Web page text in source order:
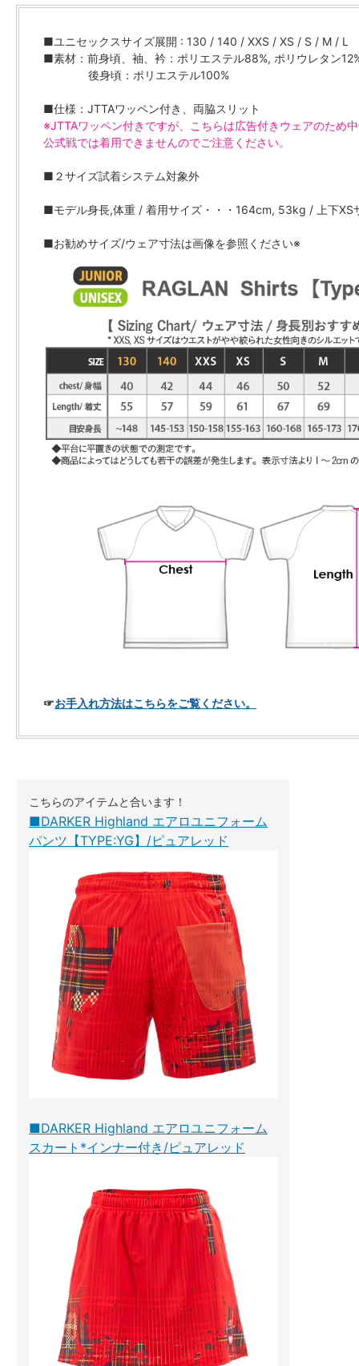
■ユニセックスサイズ展開 : 130 / 140 / XXS / XS / S / M / L
■素材：前身頃、袖、衿：ポリエステル88%, ポリウレタン
後身頃：ポリエステル100%
■仕様：JTTAワッペン付き、両脇スリット
※JTTAワッペン付きですが、こちらは広告付きウェアのため
公式戦では着用できませんのでご注意ください。
■２サイズ試着システム対象外
■モデル身長,体重 / 着用サイズ・・・164cm, 53kg / 上下XS
■お勧めサイズ/ウェア寸法は画像を参照ください※
☞お手入れ方法はこちらをご覧ください。
こちらのアイテムと合います！
■DARKER Highland エアロユニフォーム
パンツ【TYPE:YG】/ピュアレッド
■DARKER Highland エアロユニフォーム
スカート*インナー付き/ピュアレッド